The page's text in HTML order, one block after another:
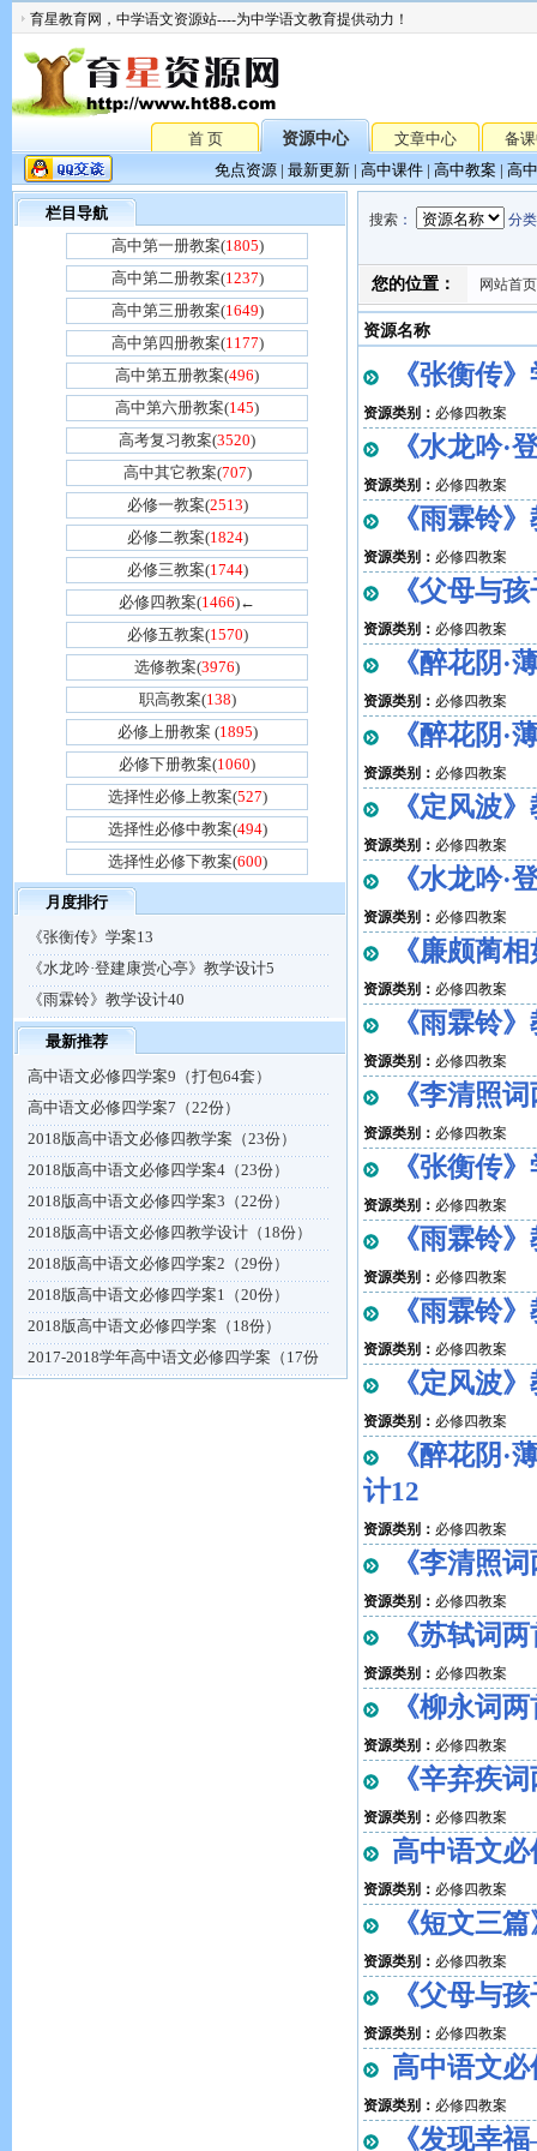
育星教育网，中学语文资源站----为中学语文教育提供动力！
首 页 资源中心 文章中心
备
免点资源| 最新更新| 高中课件| 高中教案| 高
栏目导航
高中第一册教案(1805)
高中第二册教案(1237)
高中第三册教案(1649)
高中第四册教案(1177)
高中第五册教案(496)
高中第六册教案(145)
高考复习教案(3520)
高中其它教案(707)
必修一教案(2513)
必修二教案(1824)
必修三教案(1744)
必修四教案(1466)←
必修五教案(1570)
选修教案(3976)
职高教案(138)
必修上册教案 (1895)
必修下册教案(1060)
选择性必修上教案(527)
选择性必修中教案(494)
选择性必修下教案(600)
月度排行
《张衡传》学案13
《水龙吟·登建康赏心亭》教学设计5
《雨霖铃》教学设计40
最新推荐
高中语文必修四学案9（打包64套）
高中语文必修四学案7（22份）
2018版高中语文必修四教学案（23份）
2018版高中语文必修四学案4（23份）
2018版高中语文必修四学案3（22份）
2018版高中语文必修四教学设计（18份）
2018版高中语文必修四学案2（29份）
2018版高中语文必修四学案1（20份）
2018版高中语文必修四学案（18份）
2017-2018学年高中语文必修四学案（17份
搜索 ： 分
您的位置： 网站首页
资源名称
《张衡传
资源类别： 必修四教案
《水龙吟·
资源类别： 必修四教案
《雨霖铃
资源类别： 必修四教案
《父母与
资源类别： 必修四教案
《醉花阴·
资源类别： 必修四教案
《醉花阴·
资源类别： 必修四教案
《定风波
资源类别： 必修四教案
《水龙吟·
资源类别： 必修四教案
《廉颇蔺
资源类别： 必修四教案
《雨霖铃
资源类别： 必修四教案
《李清照
资源类别： 必修四教案
《张衡传
资源类别： 必修四教案
《雨霖铃
资源类别： 必修四教案
《雨霖铃
资源类别： 必修四教案
《定风波
资源类别： 必修四教案
《醉花阴·
计12
资源类别： 必修四教案
《李清照
资源类别： 必修四教案
《苏轼词
资源类别： 必修四教案
《柳永词
资源类别： 必修四教案
《辛弃疾
资源类别： 必修四教案
高中语文
资源类别： 必修四教案
《短文三
资源类别： 必修四教案
《父母与
资源类别： 必修四教案
高中语文
资源类别： 必修四教案
《发现幸